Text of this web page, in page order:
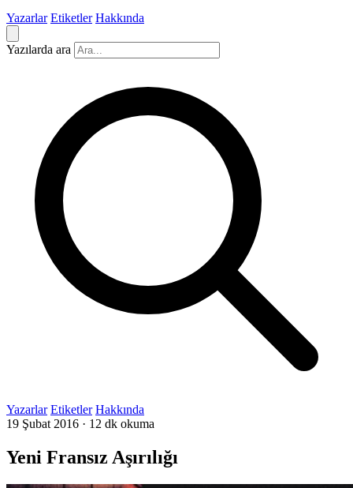
Yazarlar Etiketler Hakkında
Yazılarda ara
Yazarlar Etiketler Hakkında
19 Şubat 2016 · 12 dk okuma
Yeni Fransız Aşırılığı